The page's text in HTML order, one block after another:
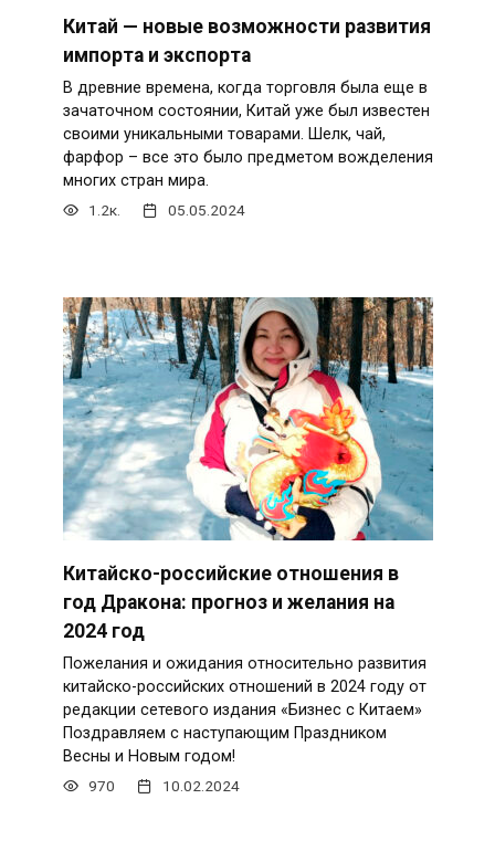
Китай — новые возможности развития
импорта и экспорта
В древние времена, когда торговля была еще в
зачаточном состоянии, Китай уже был известен
своими уникальными товарами. Шелк, чай,
фарфор – все это было предметом вожделения
многих стран мира.
1.2к. 05.05.2024
Китайско-российские отношения в
год Дракона: прогноз и желания на
2024 год
Пожелания и ожидания относительно развития
китайско-российских отношений в 2024 году от
редакции сетевого издания «Бизнес с Китаем»
Поздравляем с наступающим Праздником
Весны и Новым годом!
970 10.02.2024